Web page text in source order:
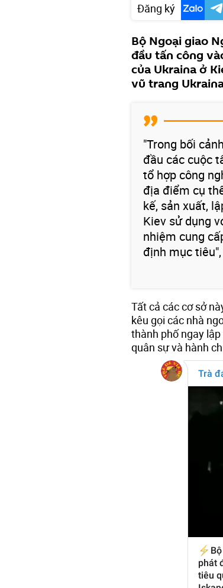
Đăng ký
Bộ Ngoại giao
đầu tấn công
của Ukraina ở
vũ trang
"Trong bối
đầu các cuộc
tổ hợp công
địa điểm cụ
kế, sản xuất,
Kiev sử dụng
nhiệm cung
định mục
Tất cả các cơ sở
kêu gọi các nhà
thành phố ngay
quân sự và hành